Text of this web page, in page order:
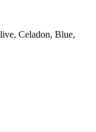
Celadon, Blue,